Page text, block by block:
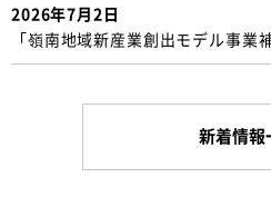
2026年7月2日
「嶺南地域新産業創出モデル事業
新着情報